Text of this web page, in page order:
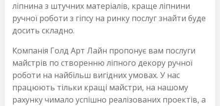
ліпнина з штучних матеріалів, краще ліпнини
ручної роботи з гіпсу на ринку послуг знайти буде
досить складно.
Компанія Голд Арт Лайн пропонує вам послуги
майстрів по створенню ліпного декору ручної
роботи на найбільш вигідних умовах. У нас
працюють тільки кращі майстри, на нашому
рахунку чимало успішно реалізованих проектів, а